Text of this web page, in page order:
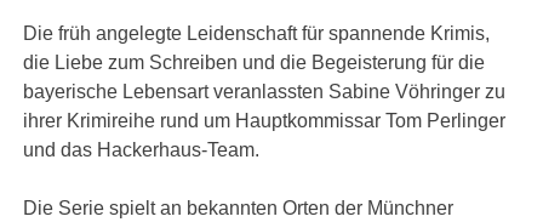
Die früh angelegte Leidenschaft für spannende Krimis,
die Liebe zum Schreiben und die Begeisterung für die
bayerische Lebensart veranlassten Sabine Vöhringer zu
ihrer Krimireihe rund um Hauptkommissar Tom Perlinger
und das Hackerhaus-Team.
Die Serie spielt an bekannten Orten der Münchner